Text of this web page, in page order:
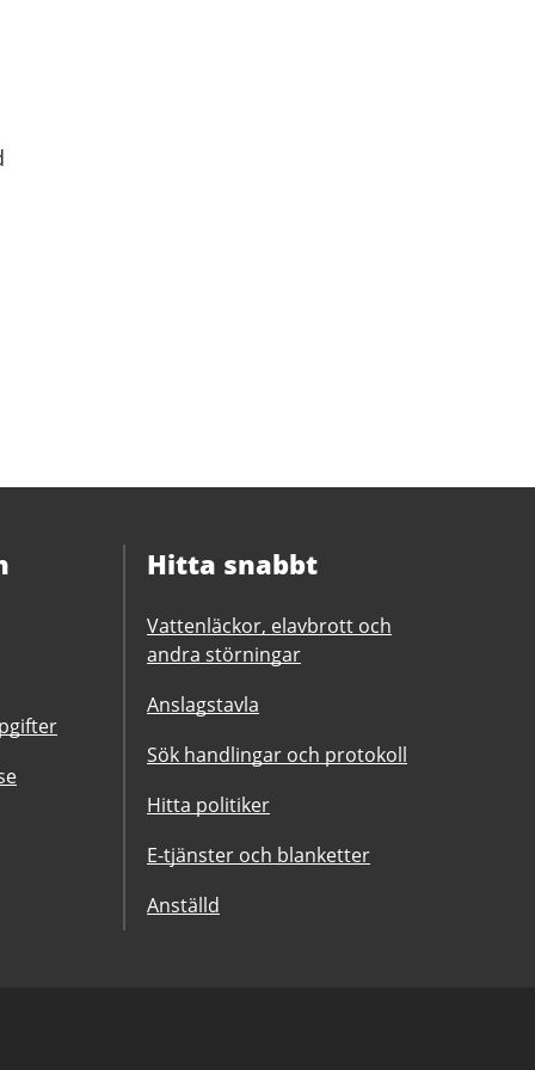
Hitta snabbt
Vattenläckor, elavbrott och
andra störningar
Anslagstavla
Sök handlingar och protokoll
Hitta politiker
E-tjänster och blanketter
Anställd